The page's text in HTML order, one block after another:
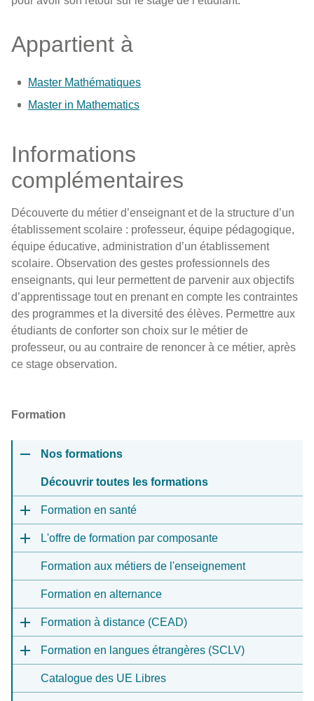
Appartient à
Master Mathématiques
Master in Mathematics
Informations
complémentaires
Découverte du métier d’enseignant et de la structure d’un
établissement scolaire : professeur, équipe pédagogique,
équipe éducative, administration d’un établissement
scolaire. Observation des gestes professionnels des
enseignants, qui leur permettent de parvenir aux objectifs
d’apprentissage tout en prenant en compte les contraintes
des programmes et la diversité des élèves. Permettre aux
étudiants de conforter son choix sur le métier de
professeur, ou au contraire de renoncer à ce métier, après
ce stage observation.
Formation
Nos formations
Découvrir toutes les formations
Formation en santé
L'offre de formation par composante
Formation aux métiers de l'enseignement
Formation en alternance
Formation à distance (CEAD)
Formation en langues étrangères (SCLV)
Catalogue des UE Libres